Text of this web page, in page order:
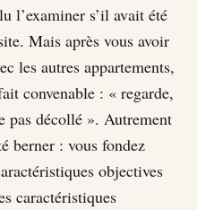
l’examiner s’il avait été
Mais après vous avoir
les autres appartements,
convenable : « regarde,
pas décollé ». Autrement
berner : vous fondez
objectives
caractéristiques